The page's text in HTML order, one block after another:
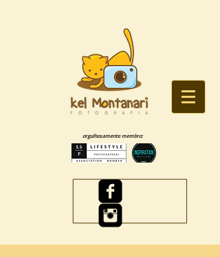
orgulhosamente membro: